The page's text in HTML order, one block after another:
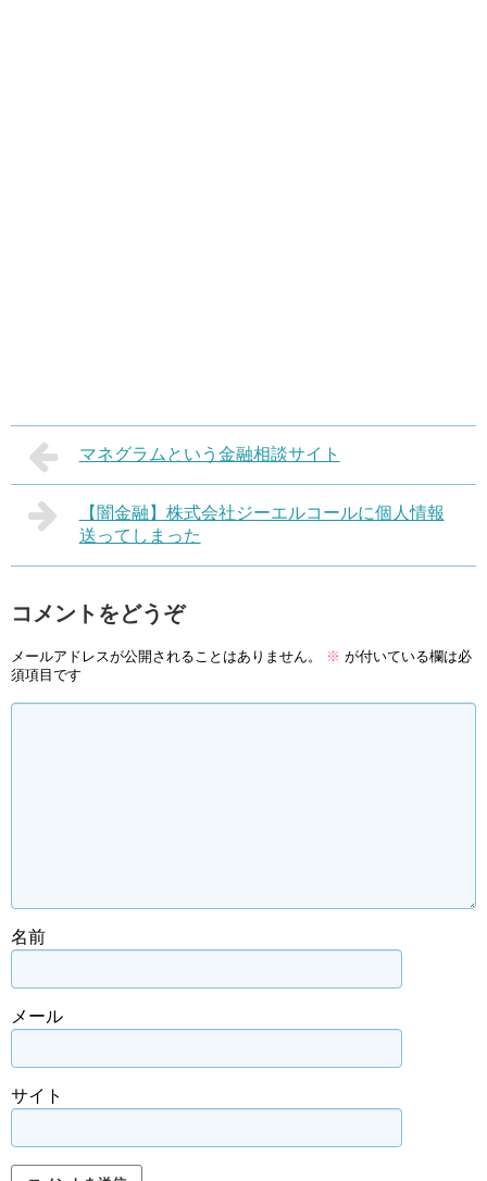
マネグラムという金融相談サイト
【闇金融】株式会社ジーエルコールに個人情報
送ってしまった
コメントをどうぞ
メールアドレスが公開されることはありません。 ※ が付いている欄は必
須項目です
名前
メール
サイト